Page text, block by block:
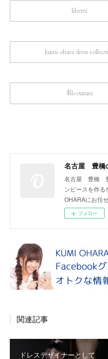
liberté
kumi ohara dress
和couture
名古屋 豊橋 豊
ンピースを作
OHARAにお任
フォロー
関連記事
ドレスデザイナーとして